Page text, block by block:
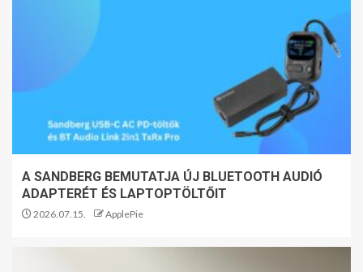
A SANDBERG BEMUTATJA ÚJ BLUETOOTH AUDIÓ
ADAPTERÉT ÉS LAPTOPTÖLTŐIT
2026.07.15. ApplePie